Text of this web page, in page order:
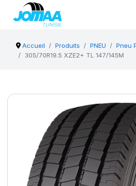
Accueil Produits PNEU
Pneu
305/70R19.5 XZE2+ TL 147/145M